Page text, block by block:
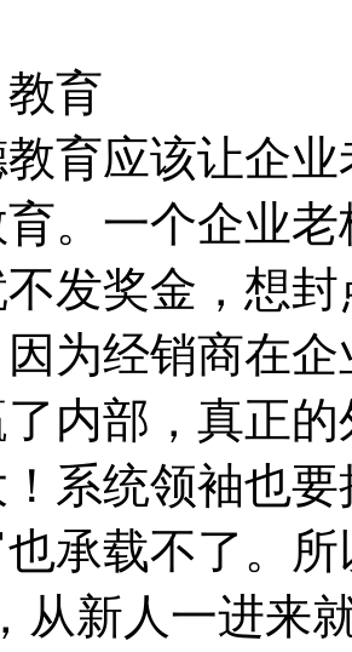
育
应该让企业
。一个企业
发奖金，想
为经销商在
内部，真正
系统领袖也
承载不了。
从新人一进来